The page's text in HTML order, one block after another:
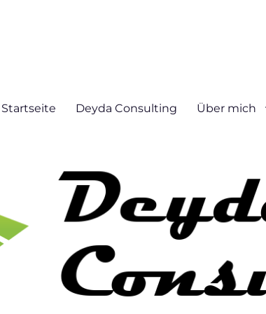
Startseite Deyda Consulting Über mich